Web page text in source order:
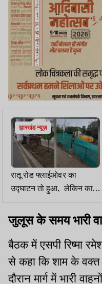
झारखंड न्यूज़
रातू रोड फ्लाईओवर का
उद्घाटन तो हुआ, लेकिन काम
अभी अधूरा है
जुलूस के समय भारी
बैठक में एसपी रिष्मा
से कहा कि शाम के
दौरान मार्ग में भारी